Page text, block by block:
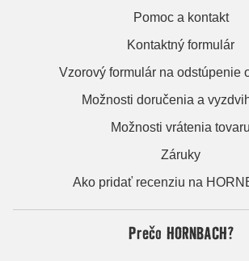
Pomoc a kontakt
Kontaktný formulár
Vzorový formulár na odstúpenie
Možnosti doručenia a
Možnosti vrátenia tovaru
Záruky
Ako pridať recenziu na
Prečo HORNBACH?